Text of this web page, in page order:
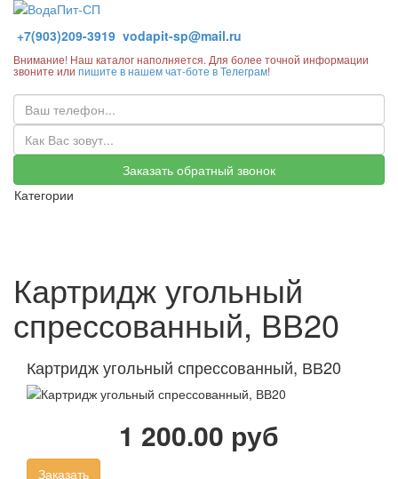
+7(903)209-3919 vodapit-sp@mail.ru
Внимание! Наш каталог наполняется. Для более точной информации
звоните или пишите в нашем чат-боте в Телеграм!
Заказать обратный звонок
Категории
Картридж угольный
спрессованный, ВВ20
Картридж угольный спрессованный, ВВ20
1 200.00 руб
Заказать